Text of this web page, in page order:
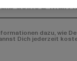
MAIL
dazu, wie
Dich jederzeit